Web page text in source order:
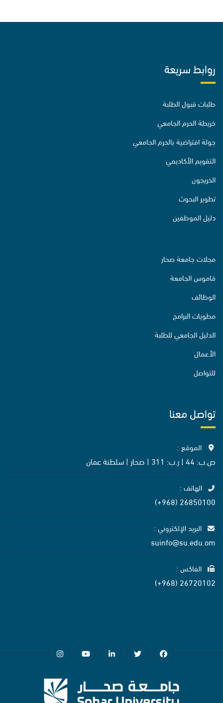
روابط سريعة
طلبات قبول الطلبة
خريطة الحرم الجامعي
جولة افتراضية بالحرم الجامعي
التقويم الأكاديمي
الخريجون
تطوير البحوث
دليل الموظفين
مجلات جامعة صحار
قاموس الجامعة
الوظائف
مطويات البرامج
الدليل الجامعي للطلبة
الأعمال
للتواصل
تواصل معنا
الموقع :
ص.ب: 44 | ر.ب: 311 | صحار | سلطنة عمان
الهاتف :
26850100 (968+)
البريد الإلكتروني :
suinfo@su.edu.om
الفاكس :
26720102 (968+)